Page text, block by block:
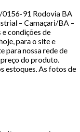
0156-91 Rodovia BA
– Camaçari/BA –
condições de
para o site e
para nossa rede de
do produto.
estoques. As fotos de